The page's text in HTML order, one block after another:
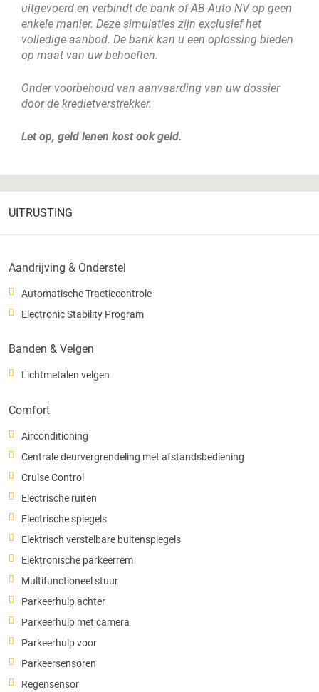
uitgevoerd en verbindt de bank of AB Auto NV op geen
enkele manier. Deze simulaties zijn exclusief het
volledige aanbod. De bank kan u een oplossing bieden
op maat van uw behoeften.
Onder voorbehoud van aanvaarding van uw dossier
door de kredietverstrekker.
Let op, geld lenen kost ook geld.
UITRUSTING
Aandrijving & Onderstel
Automatische Tractiecontrole
Electronic Stability Program
Banden & Velgen
Lichtmetalen velgen
Comfort
Airconditioning
Centrale deurvergrendeling met afstandsbediening
Cruise Control
Electrische ruiten
Electrische spiegels
Elektrisch verstelbare buitenspiegels
Elektronische parkeerrem
Multifunctioneel stuur
Parkeerhulp achter
Parkeerhulp met camera
Parkeerhulp voor
Parkeersensoren
Regensensor